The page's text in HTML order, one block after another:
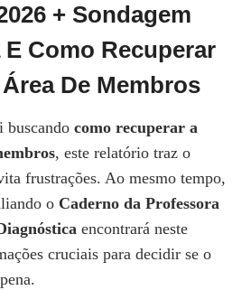
+ Sondagem
Como Recuperar
De Membros
buscando como recuperar a
, este relatório traz o
frustrações. Ao mesmo tempo,
o Caderno da Professora
encontrará neste
cruciais para decidir se o